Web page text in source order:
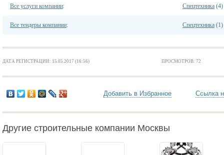
Все услуги компании: Спецтехника (4)
Все тендеры компании: Спецтехника (1)
ДАТА РЕГИСТРАЦИИ: 15.05.2017 (16:56) ПРОСМОТРОВ: 72
Добавить в Избранное Ссылка
Другие строительные компании Москвы